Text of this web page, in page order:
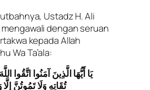
Ustadz H. Ali
dengan seruan
kepada Allah
Wa Ta’ala:
يَا أَيُّهَا الَّذِينَ آمَنُوا اتَّقُوا
تُقَاتِهِ وَلَا تَمُوتُنَّ إِلَّا